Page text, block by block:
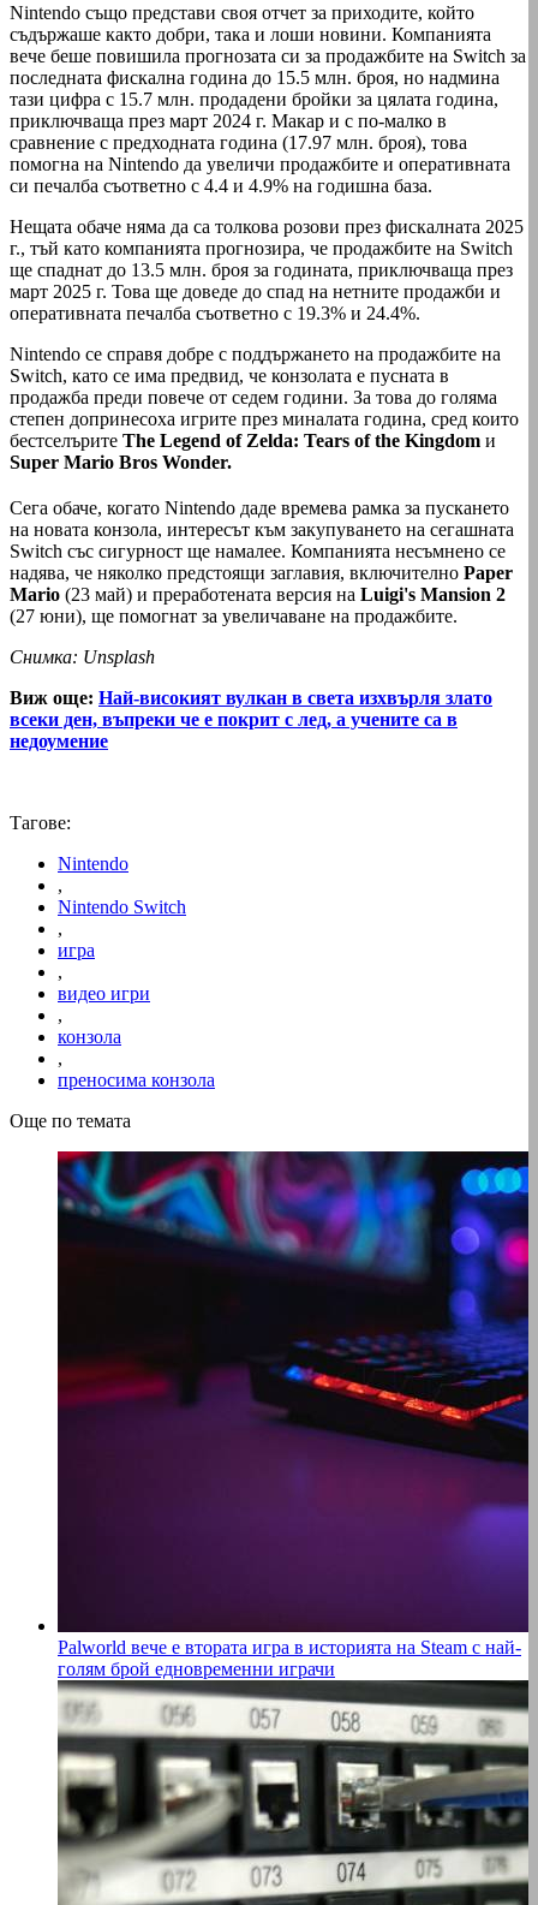
Nintendo също представи своя отчет за приходите, който
съдържаше както добри, така и лоши новини. Компанията
вече беше повишила прогнозата си за продажбите на Switch за
последната фискална година до 15.5 млн. броя, но надмина
тази цифра с 15.7 млн. продадени бройки за цялата година,
приключваща през март 2024 г. Макар и с по-малко в
сравнение с предходната година (17.97 млн. броя), това
помогна на Nintendo да увеличи продажбите и оперативната
си печалба съответно с 4.4 и 4.9% на годишна база.
Нещата обаче няма да са толкова розови през фискалната 2025
г., тъй като компанията прогнозира, че продажбите на Switch
ще спаднат до 13.5 млн. броя за годината, приключваща през
март 2025 г. Това ще доведе до спад на нетните продажби и
оперативната печалба съответно с 19.3% и 24.4%.
Nintendo се справя добре с поддържането на продажбите на
Switch, като се има предвид, че конзолата е пусната в
продажба преди повече от седем години. За това до голяма
степен допринесоха игрите през миналата година, сред които
бестселърите The Legend of Zelda: Tears of the Kingdom и
Super Mario Bros Wonder.
Сега обаче, когато Nintendo даде времева рамка за пускането
на новата конзола, интересът към закупуването на сегашната
Switch със сигурност ще намалее. Компанията несъмнено се
надява, че няколко предстоящи заглавия, включително Paper
Mario (23 май) и преработената версия на Luigi's Mansion 2
(27 юни), ще помогнат за увеличаване на продажбите.
Снимка: Unsplash
Виж още: Най-високият вулкан в света изхвърля злато
всеки ден, въпреки че е покрит с лед, а учените са в
недоумение
Тагове:
Nintendo
,
Nintendo Switch
,
игра
,
видео игри
,
конзола
,
преносима конзола
Още по темата
Palworld вече е втората игра в историята на Steam с най-
голям брой едновременни играчи